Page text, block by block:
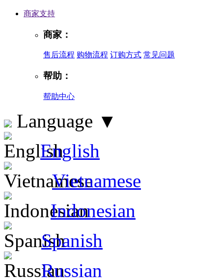
商家支持
商家：
售后流程 购物流程 订购方式 常见问题
帮助：
帮助中心
Language ▼
English
Vietnamese
Indonesian
Spanish
Russian